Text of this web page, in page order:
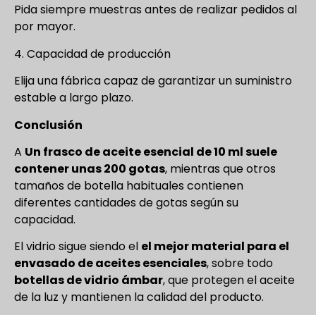
Pida siempre muestras antes de realizar pedidos al
por mayor.
4. Capacidad de producción
Elija una fábrica capaz de garantizar un suministro
estable a largo plazo.
Conclusión
A Un frasco de aceite esencial de 10 ml suele
contener unas 200 gotas, mientras que otros
tamaños de botella habituales contienen
diferentes cantidades de gotas según su
capacidad.
El vidrio sigue siendo el el mejor material para el
envasado de aceites esenciales, sobre todo
botellas de vidrio ámbar, que protegen el aceite
de la luz y mantienen la calidad del producto.